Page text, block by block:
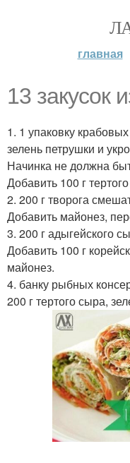
главная
13 закусок
1. 1 упаковку
зелень петрушки и
Начинка не должна
Добавить 100 г
2. 200 г творога
Добавить майонез,
3. 200 г адыгейского
Добавить 100 г
майонез.
4. банку рыбных
200 г тертого сыра,